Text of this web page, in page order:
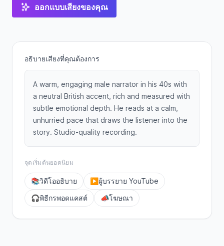
ออกแบบเสียงของคุณ
อธิบายเสียงที่คุณต้องการ
A warm, engaging male narrator in his 40s with
a neutral British accent, rich and measured with
subtle emotional depth. He reads at a calm,
unhurried pace that draws the listener into the
story. Studio-quality recording.
จุดเริ่มต้นยอดนิยม
📚วิดีโออธิบาย ▶️ ผู้บรรยาย YouTube
🎧พิธีกรพอดแคสต์ 📣โฆษณา